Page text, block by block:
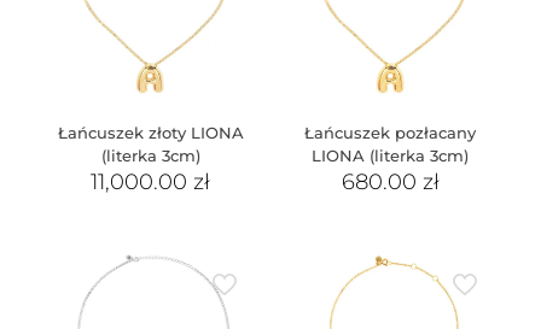
Łańcuszek złoty LIONA
(literka 3cm)
11,000.00zł
Łańcuszek pozłacany
LIONA (literka 3cm)
680.00 zł